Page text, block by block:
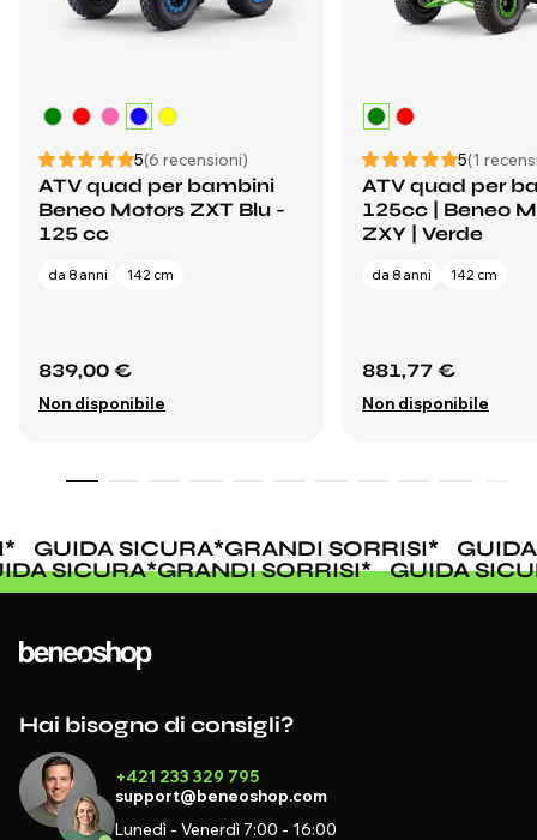
5(6 recensioni)
ATV quad per bambini
Beneo Motors ZXT Blu -
125 cc
da 8 anni 142 cm
839,00 €
Non disponibile
5(1
ATV quad per
125cc | Beneo
ZXY | Verde
da 8 anni 142 cm
881,77 €
Non disponibile
GUIDA SICURA*GRANDI SORRISI*
GUIDA
SICURA*GRANDI SORRISI* GUIDA
Hai bisogno di consigli?
+421 233 329 795
support@beneoshop.com
Lunedì - Venerdì 7:00 - 16:00